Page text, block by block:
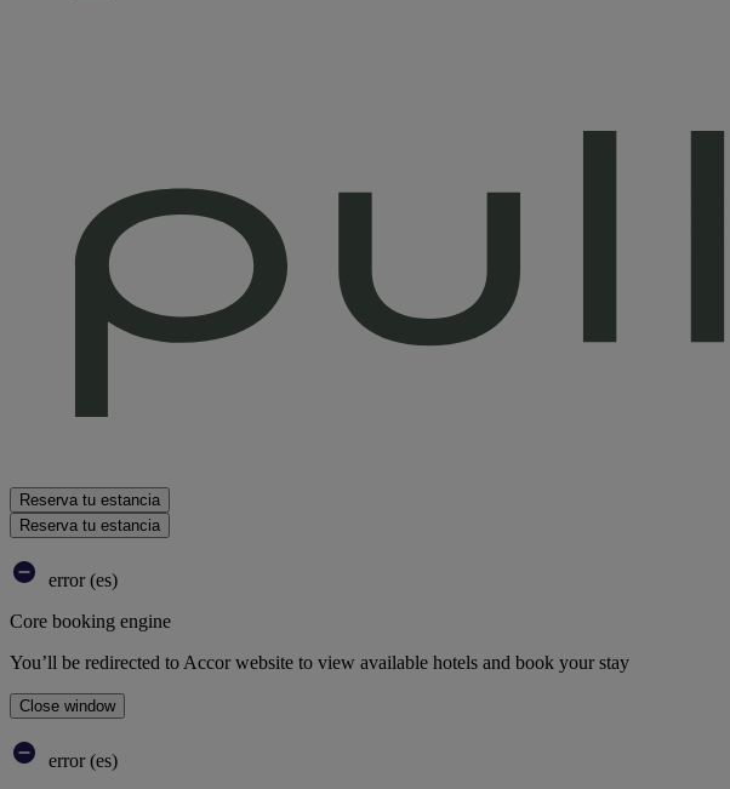
Reserva tu estancia
Reserva tu estancia
error (es)
Core booking engine
You’ll be redirected to Accor website to view available hotels and book your stay
Close window
error (es)